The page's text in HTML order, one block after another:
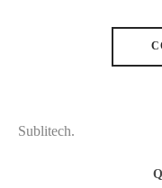
Sublitech.